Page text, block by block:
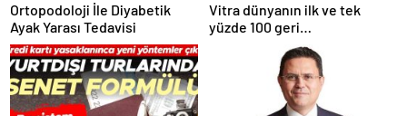
Ortopodoloji İle Diyabetik
Ayak Yarası Tedavisi
Vitra dünyanın ilk ve tek
yüzde 100 geri
dönüştürülmüş seramik
lavabosunu üretti: En çevreci
lavabo Türkiye’den